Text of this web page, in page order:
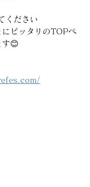
ください
にピッタリのTOPペ
す😊